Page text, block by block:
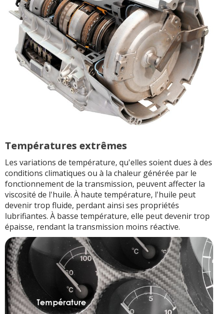
Températures extrêmes
Les variations de température, qu'elles soient dues à des
conditions climatiques ou à la chaleur générée par le
fonctionnement de la transmission, peuvent affecter la
viscosité de l'huile. À haute température, l'huile peut
devenir trop fluide, perdant ainsi ses propriétés
lubrifiantes. À basse température, elle peut devenir trop
épaisse, rendant la transmission moins réactive.